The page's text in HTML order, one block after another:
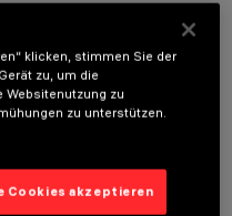
klicken, stimmen Sie der
zu, um die
Websitenutzung zu
zu unterstützen.
Cookies akzeptieren